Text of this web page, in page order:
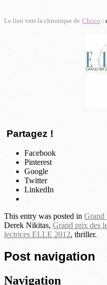
Le lien vers la chronique de Choco :
Partagez !
Facebook
Pinterest
Google
Twitter
LinkedIn
This entry was posted in Grand
Derek Nikitas, Grand prix des
lectrices ELLE 2012, thriller.
Post navigation
Navigation